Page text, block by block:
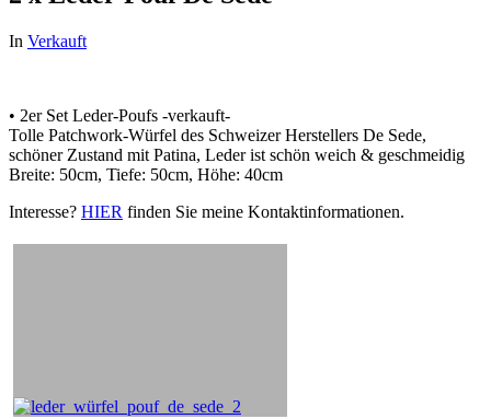
In Verkauft
• 2er Set Leder-Poufs -verkauft-
Tolle Patchwork-Würfel des Schweizer Herstellers De Sede,
schöner Zustand mit Patina, Leder ist schön weich & geschmeidig
Breite: 50cm, Tiefe: 50cm, Höhe: 40cm
Interesse? HIER finden Sie meine Kontaktinformationen.